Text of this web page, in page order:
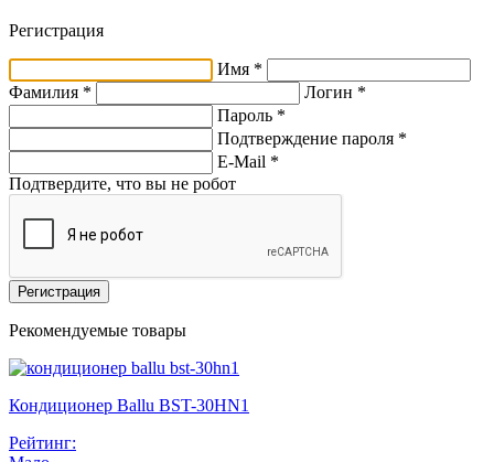
Регистрация
Имя *
Фамилия *
Логин *
Пароль *
Подтверждение пароля *
E-Mail *
Подтвердите, что вы не робот
Регистрация
Рекомендуемые товары
Кондиционер Ballu BST-30HN1
Рейтинг: